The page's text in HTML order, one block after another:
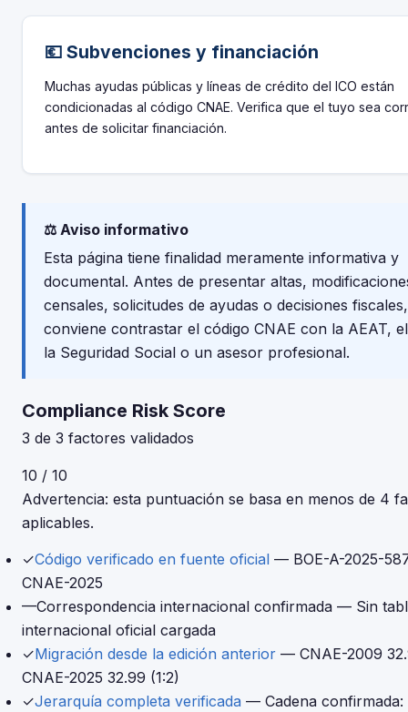
💶 Subvenciones y financiación
Muchas ayudas públicas y líneas de crédito del ICO están
condicionadas al código CNAE. Verifica que el tuyo sea
antes de solicitar financiación.
⚖️ Aviso informativo
Esta página tiene finalidad meramente informativa y
documental. Antes de presentar altas,
censales, solicitudes de ayudas o decisiones fiscales,
conviene contrastar el código CNAE con la AEAT,
la Seguridad Social o un asesor profesional.
Compliance Risk Score
3 de 3 factores validados
10 / 10
Advertencia: esta puntuación se basa en menos de 4
aplicables.
✓Código verificado en fuente oficial — BOE-A-2025-
CNAE-2025
—Correspondencia internacional confirmada — Sin
internacional oficial cargada
✓Migración desde la edición anterior — CNAE-2009
CNAE-2025 32.99 (1:2)
✓Jerarquía completa verificada — Cadena